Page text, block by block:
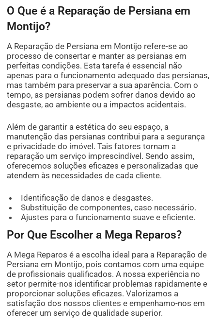
O Que é a Reparação de Persiana em
Montijo?
A Reparação de Persiana em Montijo refere-se ao
processo de consertar e manter as persianas em
perfeitas condições. Esta tarefa é essencial não
apenas para o funcionamento adequado das persianas,
mas também para preservar a sua aparência. Com o
tempo, as persianas podem sofrer danos devido ao
desgaste, ao ambiente ou a impactos acidentais.
Além de garantir a estética do seu espaço, a
manutenção das persianas contribui para a segurança
e privacidade do imóvel. Tais fatores tornam a
reparação um serviço imprescindível. Sendo assim,
oferecemos soluções eficazes e personalizadas que
atendem às necessidades de cada cliente.
Identificação de danos e desgastes.
Substituição de componentes, caso necessário.
Ajustes para o funcionamento suave e eficiente.
Por Que Escolher a Mega Reparos?
A Mega Reparos é a escolha ideal para a Reparação de
Persiana em Montijo, pois contamos com uma equipe
de profissionais qualificados. A nossa experiência no
setor permite-nos identificar problemas rapidamente e
proporcionar soluções eficazes. Valorizamos a
satisfação dos nossos clientes e empenhamo-nos em
oferecer um serviço de qualidade superior.